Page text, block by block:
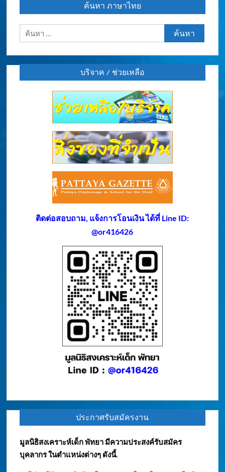
ค้นหา ภาษาไทย
ค้นหา
สำหรับ:
บริจาค / ช่วยเหลือ
ติดต่อสอบถาม, แจ้งการโอนเงิน ได้ที่ Line ID:
@or416426
ประกาศรับสมัครงาน
มูลนิธิสงเคราะห์เด็ก พัทยา มีความประสงค์รับสมัคร
บุคลากร ในตำแหน่งต่างๆ ดังนี้.